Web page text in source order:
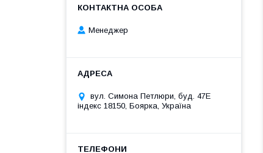
Менеджер
вул. Симона Петлюри, буд. 47Е
індекс 18150, Боярка, Україна